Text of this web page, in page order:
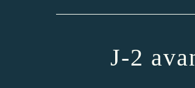
J-2